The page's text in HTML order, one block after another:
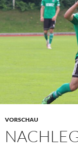
VORSCHAU